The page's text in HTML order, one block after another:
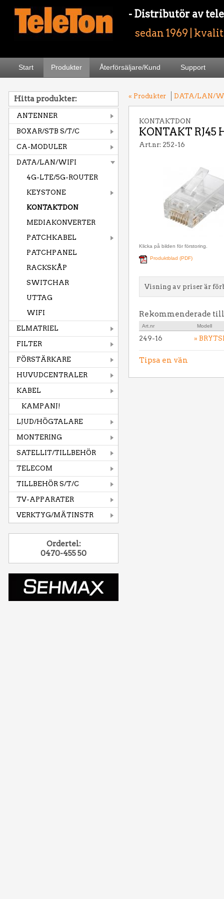
- Distributör av
sedan 1969 |
Start Produkter Återförsäljare/Kund Support
Hitta produkter:
ANTENNER
BOXAR/STB S/T/C
CA-MODULER
DATA/LAN/WIFI
4G-LTE/5G-ROUTER
KEYSTONE
KONTAKTDON
MEDIAKONVERTER
PATCHKABEL
PATCHPANEL
RACKSKÅP
SWITCHAR
UTTAG
WIFI
ELMATRIEL
FILTER
FÖRSTÄRKARE
HUVUDCENTRALER
KABEL
KAMPANJ!
LJUD/HÖGTALARE
MONTERING
SATELLIT/TILLBEHÖR
TELECOM
TILLBEHÖR S/T/C
TV-APPARATER
VERKTYG/MÄTINSTR
Ordertel:
0470-455 50
« Produkter DATA/LAN/
KONTAKTDON
KONTAKT RJ45
Art.nr: 252-16
Klicka på bilden för förstoring.
Produktblad (PDF)
Visning av priser är
Rekommenderade
Art.nr Modell
249-16 »
Tipsa en vän